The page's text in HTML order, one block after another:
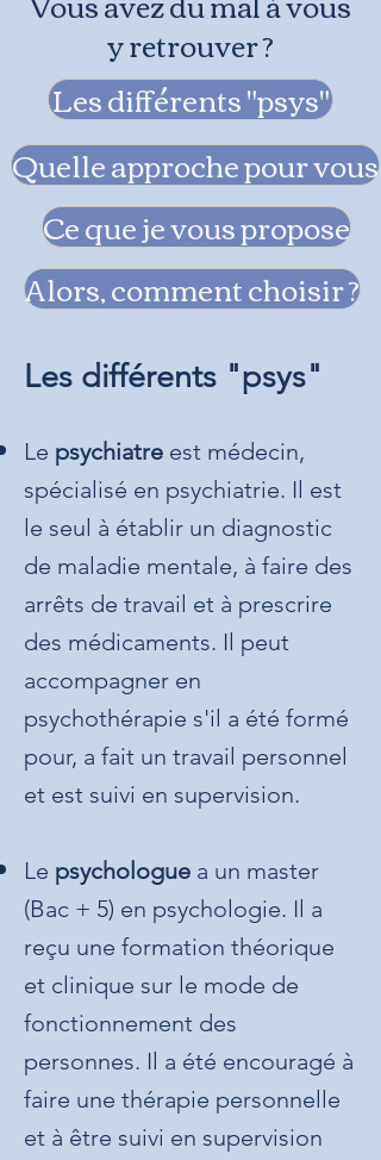
Les différents "psys"
y retrouver ?
Quelle approche pour vous
Ce que je vous propose
Alors, comment choisir ?
Les différents "psys"
Le psychiatre est médecin,
spécialisé en psychiatrie. Il est
le seul à établir un diagnostic
de maladie mentale, à faire des
arrêts de travail et à prescrire
des médicaments. Il peut
accompagner en
psychothérapie s'il a été formé
pour, a fait un travail personnel
et est suivi en supervision.
Le psychologue a un master
(Bac + 5) en psychologie. Il a
reçu une formation théorique
et clinique sur le mode de
fonctionnement des
personnes. Il a été encouragé à
faire une thérapie personnelle
et à être suivi en supervision